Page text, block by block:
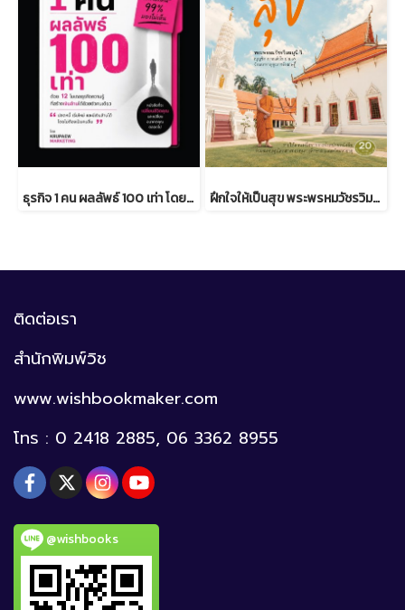
ธุรกิจ 1 คน ผลลัพธ์ 100 เท่า โดยครูแป๋ว จุฑามาศ อ่อนประดิษฐ ฝึกใจให้เป็นสุข พระพรหมวัชรวิมลมุนี วิ. (บุญชิต ญาณสํวโร ป.ธ.9)
ติดต่อเรา
สำนักพิมพ์วิช
www.wishbookmaker.com
โทร : 0 2418 2885, 06 3362 8955
@wishbooks